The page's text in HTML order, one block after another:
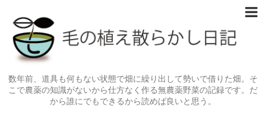
数年前、道具も何もない状態で畑に繰り出して勢いで借りた畑。そ
こで農薬の知識がないから仕方なく作る無農薬野菜の記録です。だ
から誰にでもできるから読めば良いと思う。